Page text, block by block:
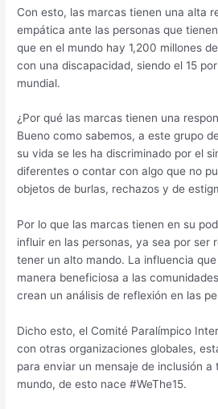
Con esto, las marcas tienen una alta
empática ante las personas que
que en el mundo hay 1,200 millones
con una discapacidad, siendo el 15
mundial.
¿Por qué las marcas tienen una
Bueno como sabemos, a este grupo
su vida se les ha discriminado por el
diferentes o contar con algo que no
objetos de burlas, rechazos y de
Por lo que las marcas tienen en su
influir en las personas, ya sea por ser
tener un alto mando. La influencia
manera beneficiosa a las
crean un análisis de reflexión en las
Dicho esto, el Comité Paralímpico
con otras organizaciones globales,
para enviar un mensaje de inclusión a
mundo, de esto nace #WeThe15.